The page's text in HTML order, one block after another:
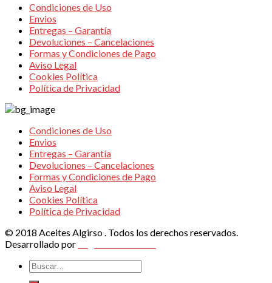
Condiciones de Uso
Envios
Entregas – Garantía
Devoluciones – Cancelaciones
Formas y Condiciones de Pago
Aviso Legal
Cookies Política
Política de Privacidad
Condiciones de Uso
Envios
Entregas – Garantía
Devoluciones – Cancelaciones
Formas y Condiciones de Pago
Aviso Legal
Cookies Política
Política de Privacidad
© 2018 Aceites Algirso . Todos los derechos reservados.
Desarrollado por
Buscar
por: